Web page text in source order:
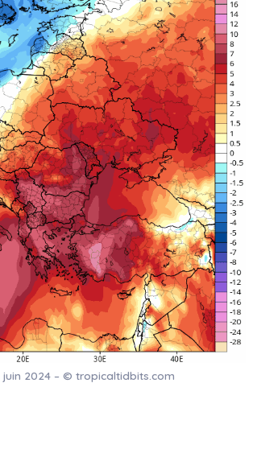
juin 2024 – © tropicaltidbits.com